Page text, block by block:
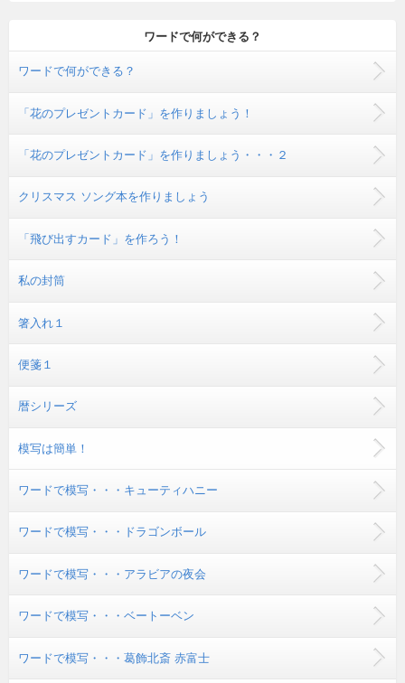
ワードで何ができる？
ワードで何ができる？
「花のプレゼントカード」を作りましょう！
「花のプレゼントカード」を作りましょう・・・２
クリスマス ソング本を作りましょう
「飛び出すカード」を作ろう！
私の封筒
箸入れ１
便箋１
暦シリーズ
模写は簡単！
ワードで模写・・・キューティハニー
ワードで模写・・・ドラゴンボール
ワードで模写・・・アラビアの夜会
ワードで模写・・・ベートーベン
ワードで模写・・・葛飾北斎 赤富士